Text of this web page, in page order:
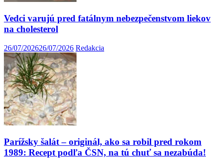
Vedci varujú pred fatálnym nebezpečenstvom liekov
na cholesterol
26/07/202626/07/2026 Redakcia
Parížsky šalát – originál, ako sa robil pred rokom
1989: Recept podľa ČSN, na tú chuť sa nezabúda!